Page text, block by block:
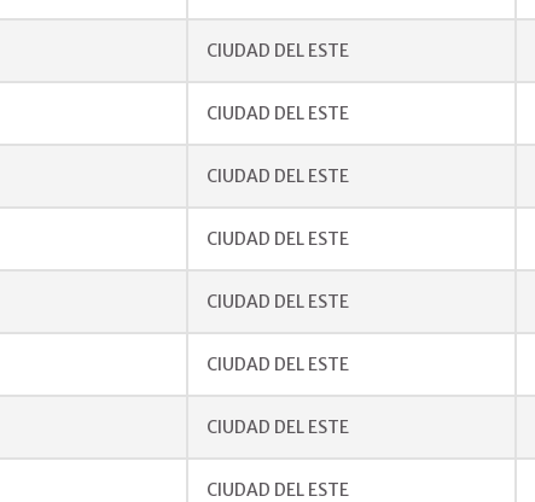
CIUDAD DEL ESTE
CIUDAD DEL ESTE
CIUDAD DEL ESTE
CIUDAD DEL ESTE
CIUDAD DEL ESTE
CIUDAD DEL ESTE
CIUDAD DEL ESTE
CIUDAD DEL ESTE